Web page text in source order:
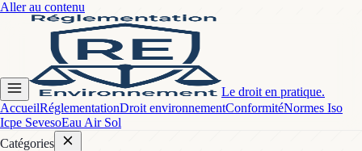
Aller au contenu
Le droit en pratique.
AccueilRéglementationDroit environnementConformitéNormes Iso
Icpe SevesoEau Air Sol
Catégories